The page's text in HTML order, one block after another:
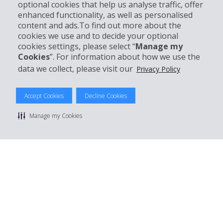
optional cookies that help us analyse traffic, offer
enhanced functionality, as well as personalised
content and ads.To find out more about the
cookies we use and to decide your optional
cookies settings, please select “Manage my
Cookies”. For information about how we use the
data we collect, please visit our Privacy Policy
Accept Cookies Decline Cookies
Manage my Cookies
Kundenservice
Mieten bei Hertz
© 2026 The Hertz System, Inc.
Datenschutzrichtlinie | Nutzungsbedingungen
Sitemap Cookies verwalten